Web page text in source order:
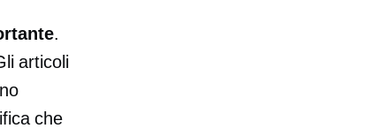
.
articoli
che